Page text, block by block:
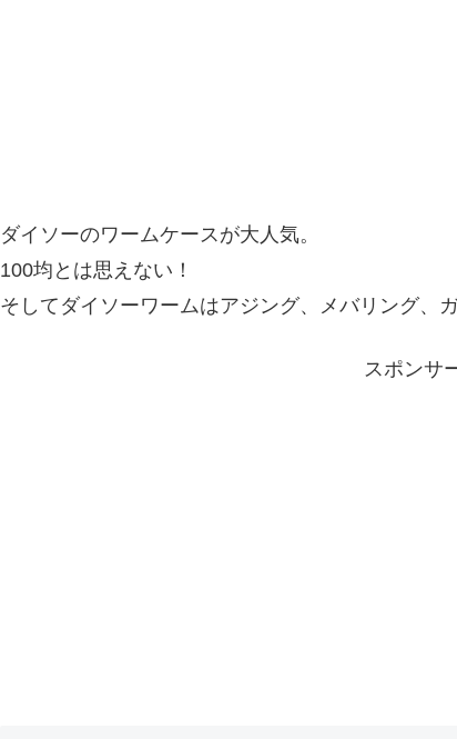
ダイソーのワームケースが大人気。
100均とは思えない！
そしてダイソーワームはアジング、メバリング、
スポンサ